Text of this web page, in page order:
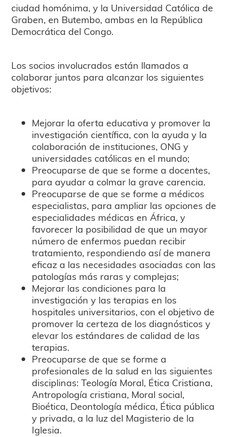
ciudad homónima, y la Universidad Católica de
Graben, en Butembo, ambas en la República
Democrática del Congo.
Los socios involucrados están llamados a
colaborar juntos para alcanzar los siguientes
objetivos:
Mejorar la oferta educativa y promover la
investigación científica, con la ayuda y la
colaboración de instituciones, ONG y
universidades católicas en el mundo;
Preocuparse de que se forme a docentes,
para ayudar a colmar la grave carencia.
Preocuparse de que se forme a médicos
especialistas, para ampliar las opciones de
especialidades médicas en África, y
favorecer la posibilidad de que un mayor
número de enfermos puedan recibir
tratamiento, respondiendo así de manera
eficaz a las necesidades asociadas con las
patologías más raras y complejas;
Mejorar las condiciones para la
investigación y las terapias en los
hospitales universitarios, con el objetivo de
promover la certeza de los diagnósticos y
elevar los estándares de calidad de las
terapias.
Preocuparse de que se forme a
profesionales de la salud en las siguientes
disciplinas: Teología Moral, Ética Cristiana,
Antropología cristiana, Moral social,
Bioética, Deontología médica, Ética pública
y privada, a la luz del Magisterio de la
Iglesia.